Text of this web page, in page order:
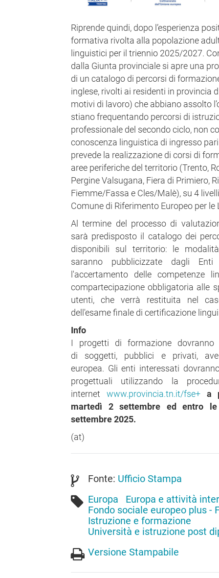
Riprende quindi, dopo l’esperienza
formativa rivolta alla popolazione
linguistici per il triennio 2025/2027.
dalla Giunta provinciale si apre una
di un catalogo di percorsi di
inglese, rivolti ai residenti in provincia
motivi di lavoro) che abbiano assolto
stiano frequentando percorsi di
professionale del secondo ciclo, non
conoscenza linguistica di ingresso
prevede la realizzazione di corsi di
aree periferiche del territorio (Trento,
Pergine Valsugana, Fiera di Primiero,
Fiemme/Fassa e Cles/Malè), su 4
Comune di Riferimento Europeo per le
Al termine del processo di
sarà predisposto il catalogo dei
disponibili sul territorio: le
saranno pubblicizzate dagli Enti
l'accertamento delle competenze
compartecipazione obbligatoria alle
utenti, che verrà restituita nel
dell'esame finale di certificazione
Info
I progetti di formazione
di soggetti, pubblici e privati,
europea. Gli enti interessati
progettuali utilizzando la
internet www.provincia.tn.it/fse+
a
martedì 2 settembre ed entro
settembre 2025.
(at)
Fonte: Ufficio Stampa
Europa
Europa e attività
Fondo sociale europeo plus -
Istruzione e formazione
Università e istruzione post
Versione Stampabile